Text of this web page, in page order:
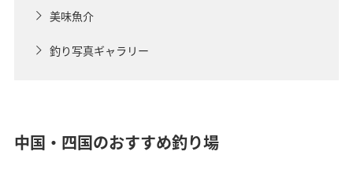
美味魚介
釣り写真ギャラリー
中国・四国のおすすめ釣り場